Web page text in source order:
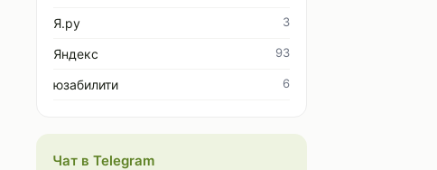
Я.ру 3
Яндекс 93
юзабилити 6
Чат в Telegram